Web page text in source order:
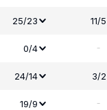
25/23 11/5
0/4 -
24/14 3/2
19/9 -